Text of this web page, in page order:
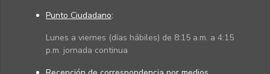
Punto Ciudadano:
Lunes a viernes (días hábiles) de 8:15 a.m. a 4:15
p.m. jornada continua